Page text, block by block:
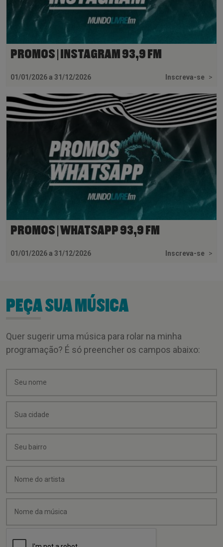
PROMOS | INSTAGRAM 93,9 FM
01/01/2026 a 31/12/2026 Inscreva-se >
PROMOS | WHATSAPP 93,9 FM
01/01/2026 a 31/12/2026 Inscreva-se >
PEÇA SUA MÚSICA
Quer sugerir uma música para rolar na minha
programação? É só preencher os campos abaixo: